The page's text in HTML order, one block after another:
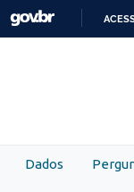
Skip to main content
Dados